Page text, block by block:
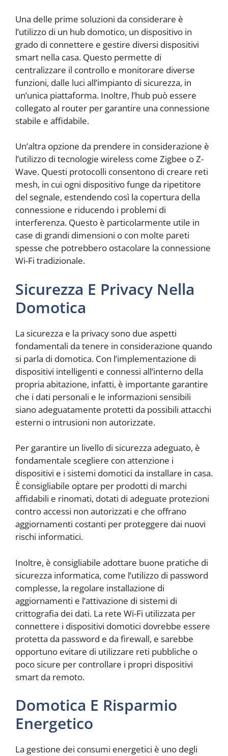
Una delle prime soluzioni da considerare è
l’utilizzo di un hub domotico, un dispositivo in
grado di connettere e gestire diversi dispositivi
smart nella casa. Questo permette di
centralizzare il controllo e monitorare diverse
funzioni, dalle luci all’impianto di sicurezza, in
un’unica piattaforma. Inoltre, l’hub può essere
collegato al router per garantire una connessione
stabile e affidabile.
Un’altra opzione da prendere in considerazione è
l’utilizzo di tecnologie wireless come Zigbee o Z-
Wave. Questi protocolli consentono di creare reti
mesh, in cui ogni dispositivo funge da ripetitore
del segnale, estendendo così la copertura della
connessione e riducendo i problemi di
interferenza. Questo è particolarmente utile in
case di grandi dimensioni o con molte pareti
spesse che potrebbero ostacolare la connessione
Wi-Fi tradizionale.
Sicurezza E Privacy Nella
Domotica
La sicurezza e la privacy sono due aspetti
fondamentali da tenere in considerazione quando
si parla di domotica. Con l’implementazione di
dispositivi intelligenti e connessi all’interno della
propria abitazione, infatti, è importante garantire
che i dati personali e le informazioni sensibili
siano adeguatamente protetti da possibili attacchi
esterni o intrusioni non autorizzate.
Per garantire un livello di sicurezza adeguato, è
fondamentale scegliere con attenzione i
dispositivi e i sistemi domotici da installare in casa.
È consigliabile optare per prodotti di marchi
affidabili e rinomati, dotati di adeguate protezioni
contro accessi non autorizzati e che offrano
aggiornamenti costanti per proteggere dai nuovi
rischi informatici.
Inoltre, è consigliabile adottare buone pratiche di
sicurezza informatica, come l’utilizzo di password
complesse, la regolare installazione di
aggiornamenti e l’attivazione di sistemi di
crittografia dei dati. La rete Wi-Fi utilizzata per
connettere i dispositivi domotici dovrebbe essere
protetta da password e da firewall, e sarebbe
opportuno evitare di utilizzare reti pubbliche o
poco sicure per controllare i propri dispositivi
smart da remoto.
Domotica E Risparmio
Energetico
La gestione dei consumi energetici è uno degli